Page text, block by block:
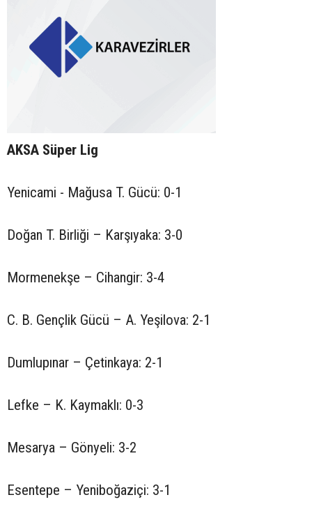
AKSA Süper Lig
Yenicami - Mağusa T. Gücü: 0-1
Doğan T. Birliği – Karşıyaka: 3-0
Mormenekşe – Cihangir: 3-4
C. B. Gençlik Gücü – A. Yeşilova: 2-1
Dumlupınar – Çetinkaya: 2-1
Lefke – K. Kaymaklı: 0-3
Mesarya – Gönyeli: 3-2
Esentepe – Yeniboğaziçi: 3-1